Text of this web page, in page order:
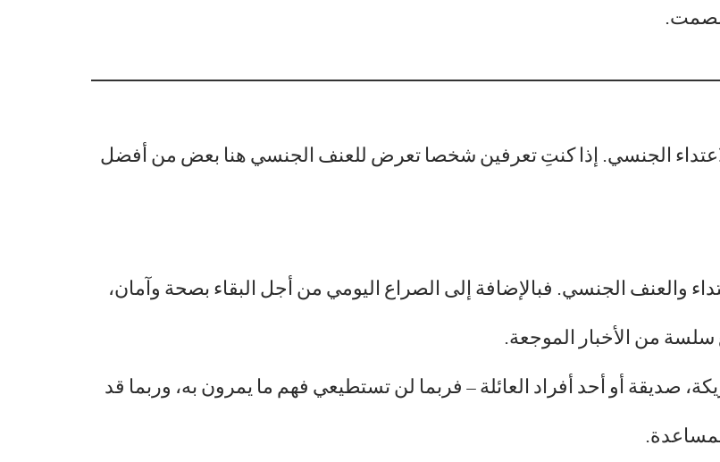
الجنسي. إذا كنتِ تعرفين شخصا تعرض للعنف الجنسي هنا بعض من أفضل
والعنف الجنسي. فبالإضافة إلى الصراع اليومي من أجل البقاء بصحة وآمان،
من الأخبار الموجعة.
صديقة أو أحد أفراد العائلة – فربما لن تستطيعي فهم ما يمرون به، وربما قد